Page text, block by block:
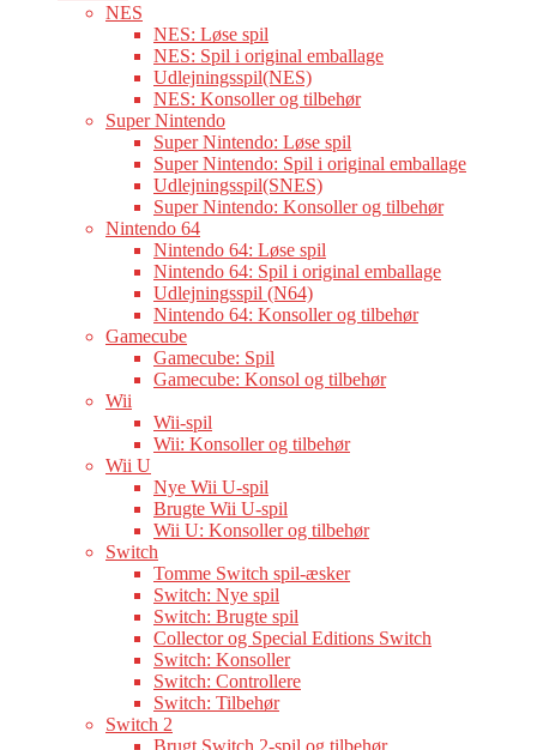
NES
NES: Løse spil
NES: Spil i original emballage
Udlejningsspil(NES)
NES: Konsoller og tilbehør
Super Nintendo
Super Nintendo: Løse spil
Super Nintendo: Spil i original emballage
Udlejningsspil(SNES)
Super Nintendo: Konsoller og tilbehør
Nintendo 64
Nintendo 64: Løse spil
Nintendo 64: Spil i original emballage
Udlejningsspil (N64)
Nintendo 64: Konsoller og tilbehør
Gamecube
Gamecube: Spil
Gamecube: Konsol og tilbehør
Wii
Wii-spil
Wii: Konsoller og tilbehør
Wii U
Nye Wii U-spil
Brugte Wii U-spil
Wii U: Konsoller og tilbehør
Switch
Tomme Switch spil-æsker
Switch: Nye spil
Switch: Brugte spil
Collector og Special Editions Switch
Switch: Konsoller
Switch: Controllere
Switch: Tilbehør
Switch 2